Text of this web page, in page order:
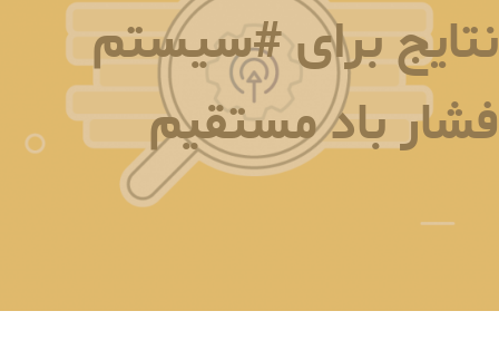
نتایج برای #سیستم
فشار باد مستقیم